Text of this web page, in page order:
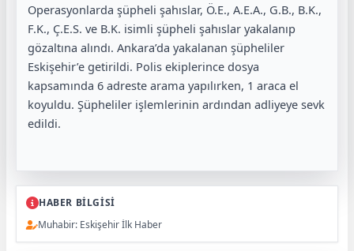
Operasyonlarda şüpheli şahıslar, Ö.E., A.E.A., G.B., B.K.,
F.K., Ç.E.S. ve B.K. isimli şüpheli şahıslar yakalanıp
gözaltına alındı. Ankara’da yakalanan şüpheliler
Eskişehir’e getirildi. Polis ekiplerince dosya
kapsamında 6 adreste arama yapılırken, 1 araca el
koyuldu. Şüpheliler işlemlerinin ardından adliyeye sevk
edildi.
HABER BİLGİSİ
Muhabir: Eskişehir İlk Haber